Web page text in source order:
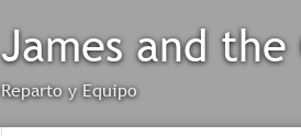
James and
Reparto y Equipo